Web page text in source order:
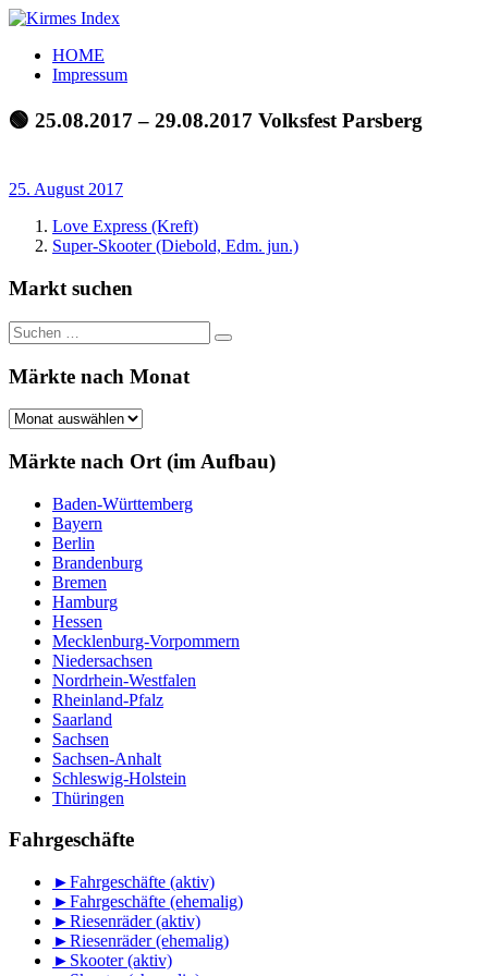
Zum
springen
Kirmes
Index
Tourpläne
der
letzten
HOME
Impressum
🟢 25.08.2017 – 29.08.2017 Volksfest Parsberg
25. August 2017
Love Express (Kreft)
Super-Skooter (Diebold, Edm. jun.)
Markt suchen
Suchen
nach:
Suchen
Märkte nach Monat
Märkte
Monat
Märkte nach Ort (im Aufbau)
Baden-Württemberg
Bayern
Berlin
Brandenburg
Bremen
Hamburg
Hessen
Mecklenburg-Vorpommern
Niedersachsen
Nordrhein-Westfalen
Rheinland-Pfalz
Saarland
Sachsen
Sachsen-Anhalt
Schleswig-Holstein
Thüringen
Fahrgeschäfte
►Fahrgeschäfte (aktiv)
►Fahrgeschäfte (ehemalig)
►Riesenräder (aktiv)
►Riesenräder (ehemalig)
► Skooter (aktiv)